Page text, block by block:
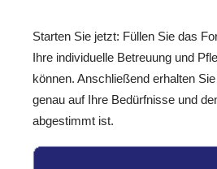
Starten Sie jetzt: Füllen Sie das
Ihre individuelle Betreuung und
können. Anschließend erhalten
genau auf Ihre Bedürfnisse und
abgestimmt ist.